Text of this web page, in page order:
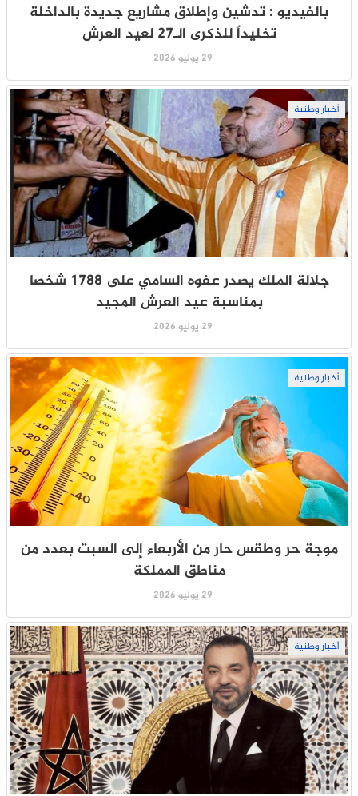
بالفيديو : تدشين وإطلاق مشاريع جديدة بالداخلة
تخليداً للذكرى الـ27 لعيد العرش
29 يوليو 2026
أخبار وطنية
جلالة الملك يصدر عفوه السامي على 1788 شخصا
بمناسبة عيد العرش المجيد
29 يوليو 2026
أخبار وطنية
موجة حر وطقس حار من الأربعاء إلى السبت بعدد من
مناطق المملكة
29 يوليو 2026
أخبار وطنية